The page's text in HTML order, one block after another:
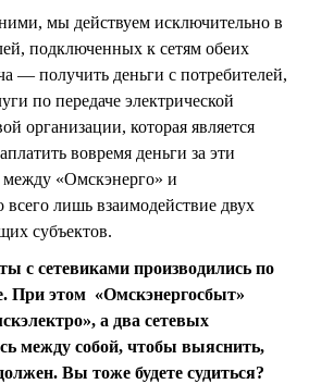
мы действуем исключительно в
подключенных к сетям обеих
— получить деньги с потребителей,
по передаче электрической
организации, которая является
вовремя деньги за эти
«Омскэнерго» и
лишь взаимодействие двух
субъектов.
с сетевиками производились по
При этом «Омскэнергосбыт»
а два сетевых
между собой, чтобы выяснить,
Вы тоже будете судиться?